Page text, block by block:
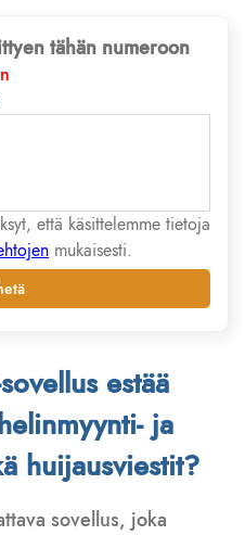
tähän numeroon
että käsittelemme tietoja
mukaisesti.
estää
ja
huijausviestit?
sovellus, joka